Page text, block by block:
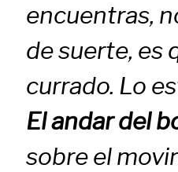
encuentras,
de suerte, es
currado. Lo
El andar del
sobre el